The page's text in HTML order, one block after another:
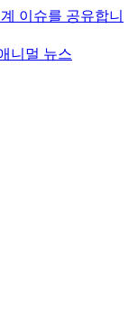
이슈를 공유합니
니멀 뉴스